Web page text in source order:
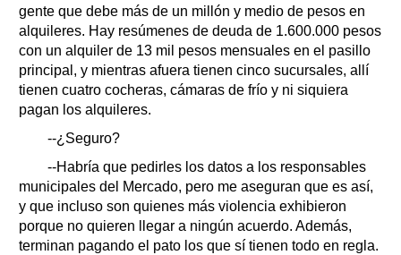
gente que debe más de un millón y medio de pesos en
alquileres. Hay resúmenes de deuda de 1.600.000 pesos
con un alquiler de 13 mil pesos mensuales en el pasillo
principal, y mientras afuera tienen cinco sucursales, allí
tienen cuatro cocheras, cámaras de frío y ni siquiera
pagan los alquileres.
--¿Seguro?
--Habría que pedirles los datos a los responsables
municipales del Mercado, pero me aseguran que es así,
y que incluso son quienes más violencia exhibieron
porque no quieren llegar a ningún acuerdo. Además,
terminan pagando el pato los que sí tienen todo en regla.